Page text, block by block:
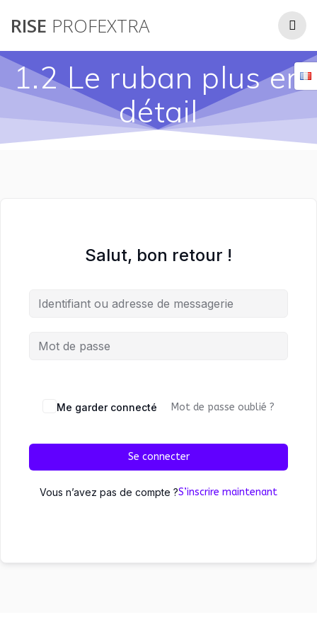
RISE PROFEXTRA
1.2 Le ruban plus en
détail
Salut, bon retour !
Me garder connecté Mot de passe oublié ?
Se connecter
Vous n’avez pas de compte ?S’inscrire maintenant